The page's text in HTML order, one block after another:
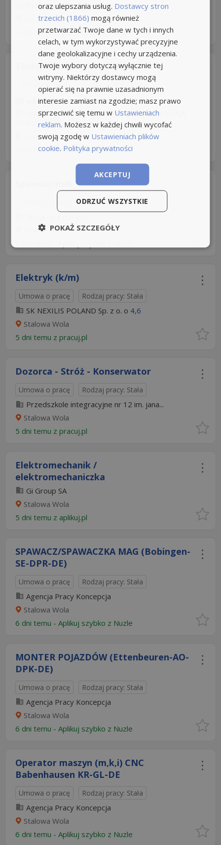
ODPOWIEDZIALNOŚCIĄ 5,0
Stalowa Wola
5 dni temu -Aplikuj szybko z Nuzle
Technik budownictwa (k/m)
Umowa o pracę Rodzaj pracy: Stała
od 8500 zł/mies. brutto
ORLEN BUDONAFT SPÓŁKA Z OGRANICZONĄ
ODPOWIEDZIALNOŚCIĄ 5,0
Stalowa Wola
5 dni temu -Aplikuj szybko z Nuzle
Rodzaj pracy: Stała
Stalowa Wola
Elektryk (k/m)
Umowa o pracę Rodzaj pracy: Stała
SK NEXILIS POLAND Sp. z o. o 4,6
Stalowa Wola
5 dni temu z pracuj.pl
Dozorca - Stróż - Konserwator
Umowa o pracę Rodzaj pracy: Stała
Przedszkole integracyjne nr 12 im. jana...
Stalowa Wola
5 dni temu z pracuj.pl
Elektromechanik /
elektromechaniczka
Gi Group SA
Stalowa Wola
5 dni temu z aplikuj.pl
SPAWACZ/SPAWACZKA MAG (Bobingen-
SE-DPR-DE)
Umowa o pracę Rodzaj pracy: Stała
Agencja Pracy Koncepcja
Stalowa Wola
6 dni temu - Aplikuj szybko z Nuzle
MONTER POJAZDÓW (Ettenbeuren-AO-
DPK-DE)
Umowa o pracę Rodzaj pracy: Stała
Agencja Pracy Koncepcja
Stalowa Wola
6 dni temu - Aplikuj szybko z Nuzle
Operator maszyn (m,k,i) CNC
Babenhausen KR-GL-DE
Umowa o pracę Rodzaj pracy: Stała
Agencja Pracy Koncepcja
Stalowa Wola
6 dni temu - Aplikuj szybko z Nuzle
oraz ulepszania usług. Dostawcy stron
trzecich (1866) mogą również
przetwarzać Twoje dane w tych i innych
celach, w tym wykorzystywać precyzyjne
dane geolokalizacyjne i cechy urządzenia.
Twoje wybory dotyczą wyłącznie tej
witryny. Niektórzy dostawcy mogą
opierać się na prawnie uzasadnionym
interesie zamiast na zgodzie; masz prawo
sprzeciwić się temu w Ustawieniach
reklam. Możesz w każdej chwili wycofać
swoją zgodę w Ustawieniach plików
cookie. Polityka prywatności
AKCEPTUJ
ODRZUĆ WSZYSTKIE
POKAŻ SZCZEGÓŁY